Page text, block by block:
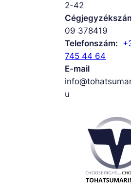
2-42
09 378419
Telefonszám:
745 44 64
E-mail
u